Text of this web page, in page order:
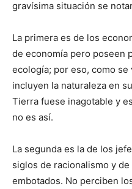
gravísima situación se
La primera es de los
de economía pero poseen
ecología; por eso, como
incluyen la naturaleza en
Tierra fuese inagotable y
no es así.
La segunda es la de los
siglos de racionalismo y
embotados. No perciben